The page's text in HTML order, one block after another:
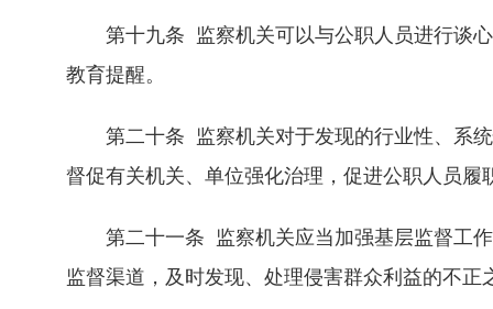
第十九条 监察机关可以与公职人员进行谈心
教育提醒。
第二十条 监察机关对于发现的行业性、系统
督促有关机关、单位强化治理，促进公职人员履
第二十一条 监察机关应当加强基层监督工作
监督渠道，及时发现、处理侵害群众利益的不正